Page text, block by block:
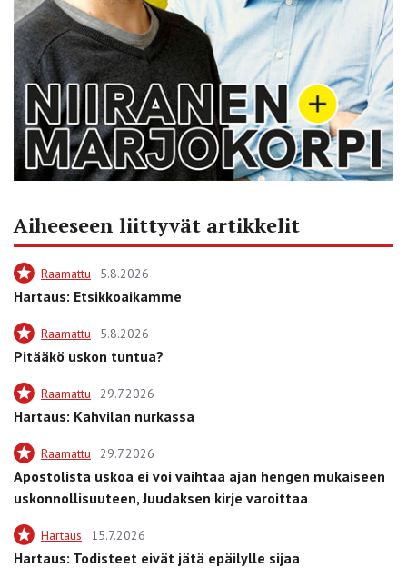
Aiheeseen liittyvät artikkelit
Raamattu 5.8.2026
Hartaus: Etsikkoaikamme
Raamattu 5.8.2026
Pitääkö uskon tuntua?
Raamattu 29.7.2026
Hartaus: Kahvilan nurkassa
Raamattu 29.7.2026
Apostolista uskoa ei voi vaihtaa ajan hengen mukaiseen
uskonnollisuuteen, Juudaksen kirje varoittaa
Hartaus 15.7.2026
Hartaus: Todisteet eivät jätä epäilylle sijaa